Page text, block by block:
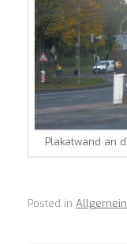
Plakatwand an
Posted in Allgemein